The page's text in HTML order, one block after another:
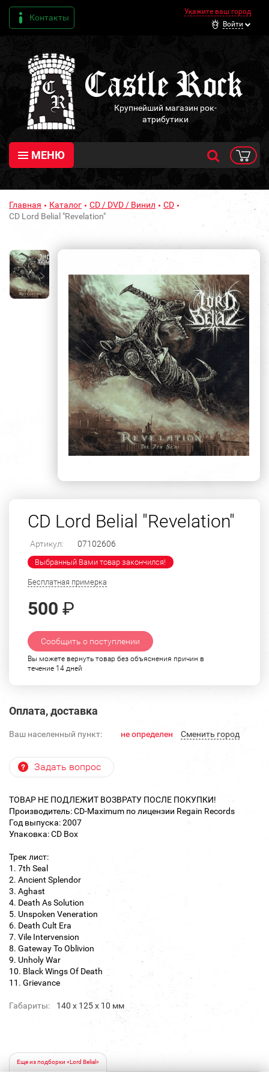
Контакты
Укажите ваш город
Войти
Крупнейший магазин рок-
атрибутики
МЕНЮ
Главная Каталог CD / DVD / Винил
CD
CD Lord Belial "Revelation"
CD Lord Belial "Revelation"
Артикул: 07102606
Выбранный Вами товар закончился!
Бесплатная примерка
500 ₽
Сообщить о поступлении
Вы можете вернуть товар без объяснения причин в
течение 14 дней
Оплата, доставка
Ваш населенный пункт: не определен Cменить город
Задать вопрос
ТОВАР НЕ ПОДЛЕЖИТ ВОЗВРАТУ ПОСЛЕ ПОКУПКИ!
Производитель: CD-Maximum по лицензии Regain Records
Год выпуска: 2007
Упаковка: CD Box
Трек лист:
1. 7th Seal
2. Ancient Splendor
3. Aghast
4. Death As Solution
5. Unspoken Veneration
6. Death Cult Era
7. Vile Intervension
8. Gateway To Oblivion
9. Unholy War
10. Black Wings Of Death
11. Grievance
Габариты: 140 х 125 х 10 мм
Еще из подборки «Lord Belial»